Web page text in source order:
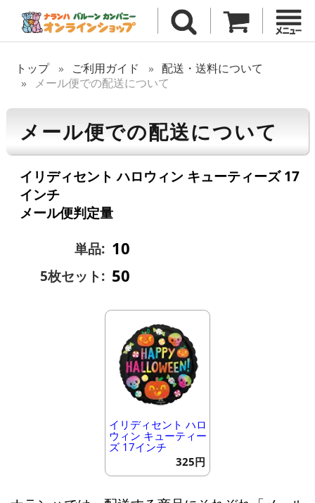
トップ ご利用ガイド
配送・送料について
メール便での配送について
メール便での配送について
イリディセント ハロウィン キューティーズ 17
インチ
メール便判定量
単品: 10
5枚セット: 50
イリディセント ハロ
ウィン キューティー
ズ 17インチ
325円